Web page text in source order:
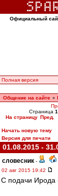
Официальный
Полная версия
Общение на сайте »
Страница
На страницу Пред.
Начать новую тему
Версия для печати
01.08.2015 -
словесник -
02 авг 2015 19:42
С подачи Ирода